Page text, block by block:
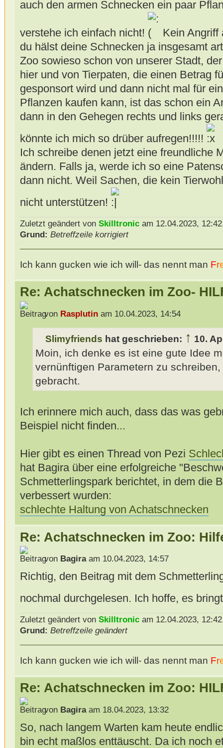
auch den armen Schnecken ein paar
verstehe ich einfach nicht!
Kein Angriff
du hälst deine Schnecken ja insgesamt
Zoo sowieso schon von unserer Stadt,
hier und von Tierpaten, die einen Betrag
gesponsort wird und dann nicht mal für
Pflanzen kaufen kann, ist das schon ein
dann in den Gehegen rechts und links
könnte ich mich so drüber aufregen!!!!!
Ich schreibe denen jetzt eine freundliche
ändern. Falls ja, werde ich so eine
dann nicht. Weil Sachen, die kein
nicht unterstützen!
Zuletzt geändert von Skilltronicam 12.04.2023,
Grund: Betreffzeile korrigiert
Ich kann gucken wie ich will- das nennt man Fr
Re: Achatschnecken im Zoo-
von Rasplutinam 10.04.2023, 14:54
Slimyfriends hat geschrieben: ↑ 10.
Moin, ich denke es ist eine gute Idee
vernünftigen Parametern zu
gebracht.
Ich erinnere mich auch, dass das was
Beispiel nicht finden...
Hier gibt es einen Thread von Pezi
hat Bagira über eine erfolgreiche
Schmetterlingspark berichtet, in dem die
verbessert wurden:
schlechte Haltung von Achatschnecken
Re: Achatschnecken im Zoo:
von Bagiraam 10.04.2023, 14:57
Richtig, den Beitrag mit dem
nochmal durchgelesen. Ich hoffe, es
Zuletzt geändert von Skilltronicam 12.04.2023,
Grund: Betreffzeile geändert
Ich kann gucken wie ich will- das nennt man Fr
Re: Achatschnecken im Zoo:
von Bagiraam 18.04.2023, 13:32
So, nach langem Warten kam heute
bin echt maßlos enttäuscht. Da ich noch